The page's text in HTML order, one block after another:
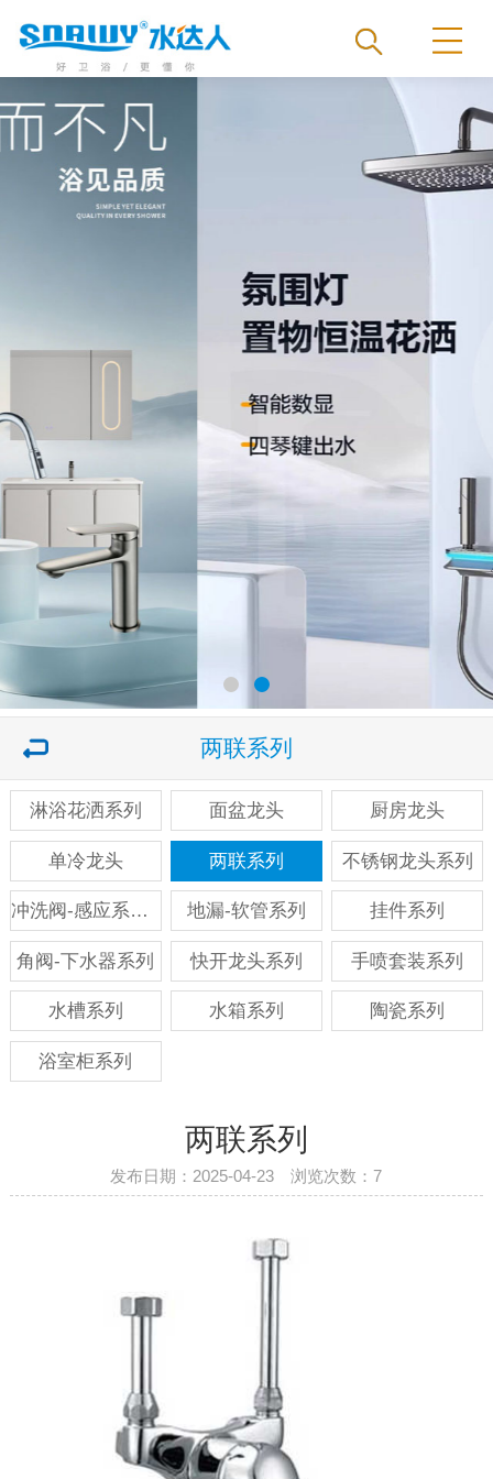
两联系列
淋浴花洒系列 面盆龙头 厨房龙头
单冷龙头 两联系列 不锈钢龙头系列
冲洗阀-感应系列系列 地漏-软管系列 挂件系列
角阀-下水器系列 快开龙头系列 手喷套装系列
水槽系列 水箱系列 陶瓷系列
浴室柜系列
两联系列
发布日期：2025-04-23 浏览次数：7